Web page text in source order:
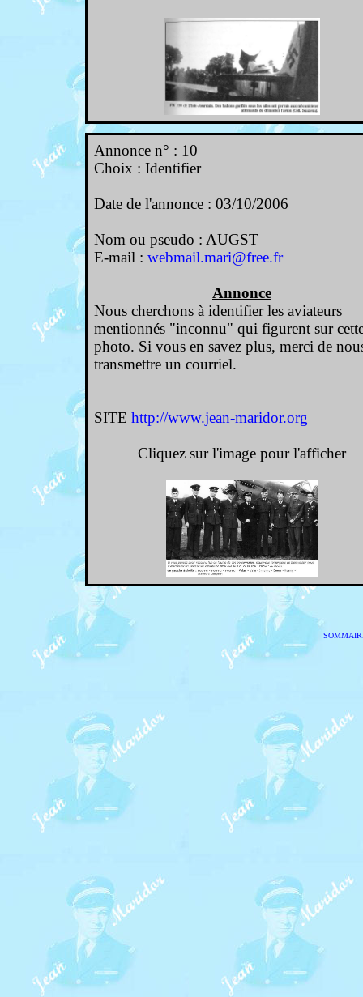
Annonce n° : 10
Choix : Identifier
Date de l'annonce : 03/10/2006
Nom ou pseudo : AUGST
E-mail : webmail.mari@free.fr
Annonce
Nous cherchons à identifier les aviateurs
mentionnés "inconnu" qui figurent sur
photo. Si vous en savez plus, merci de
transmettre un courriel.
SITE http://www.jean-maridor.org
Cliquez sur l'image pour l'afficher